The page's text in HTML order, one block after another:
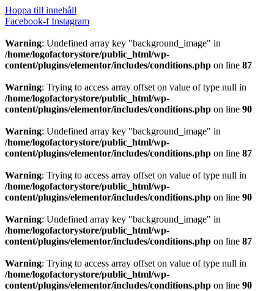
Hoppa till innehåll
Facebook-f Instagram
Warning: Undefined array key "background_image" in
/home/logofactorystore/public_html/wp-
content/plugins/elementor/includes/conditions.php on line 87
Warning: Trying to access array offset on value of type null in
/home/logofactorystore/public_html/wp-
content/plugins/elementor/includes/conditions.php on line 90
Warning: Undefined array key "background_image" in
/home/logofactorystore/public_html/wp-
content/plugins/elementor/includes/conditions.php on line 87
Warning: Trying to access array offset on value of type null in
/home/logofactorystore/public_html/wp-
content/plugins/elementor/includes/conditions.php on line 90
Warning: Undefined array key "background_image" in
/home/logofactorystore/public_html/wp-
content/plugins/elementor/includes/conditions.php on line 87
Warning: Trying to access array offset on value of type null in
/home/logofactorystore/public_html/wp-
content/plugins/elementor/includes/conditions.php on line 90